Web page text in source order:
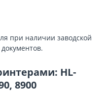
при наличии заводской
HL-
8900